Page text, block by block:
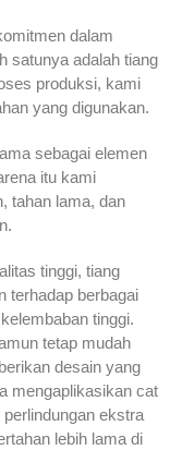
dalam
satunya adalah tiang
produksi, kami
yang digunakan.
sebagai elemen
itu kami
tahan lama, dan
tinggi, tiang
terhadap berbagai
tinggi.
tetap mudah
desain yang
mengaplikasikan cat
ekstra
lebih lama di